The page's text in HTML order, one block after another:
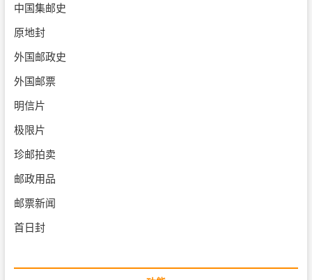
中国集邮史
原地封
外国邮政史
外国邮票
明信片
极限片
珍邮拍卖
邮政用品
邮票新闻
首日封